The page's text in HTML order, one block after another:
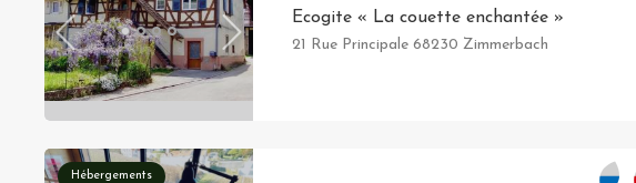
Ecogite « La couette enchantée »
21 Rue Principale 68230 Zimmerbach
Hébergements